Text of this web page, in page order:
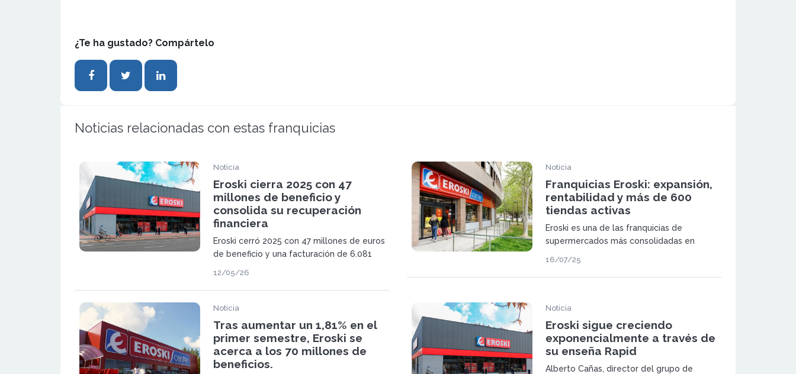
¿Te ha gustado? Compártelo
Noticias relacionadas con estas franquicias
Noticia
Eroski cierra 2025 con 47
millones de beneficio y
consolida su recuperación
financiera
Eroski cerró 2025 con 47 millones de euros
de beneficio y una facturación de 6.081
ajustes. La cooperativa avanza en
eficiencia, refuerza su red de franquicias y
encara una nueva etapa.
12/05/26
Noticia
Franquicias Eroski: expansión,
rentabilidad y más de 600
tiendas activas
Eroski es una de las franquicias de
supermercados más consolidadas en
2025.
16/07/25
Noticia
Tras aumentar un 1,81% en el
primer semestre, Eroski se
acerca a los 70 millones de
beneficios.
Noticia
Eroski sigue creciendo
exponencialmente a través de
su enseña Rapid
Alberto Cañas, director del grupo de